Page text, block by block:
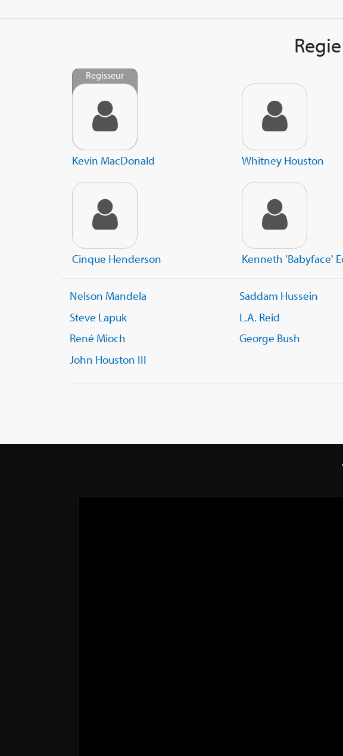
Regisseur
Kevin MacDonald Whitney Houston
Cinque Henderson Kenneth 'Babyface'
Nelson Mandela Saddam Hussein
Steve Lapuk
L.A. Reid
René Mioch
George Bush
John Houston III